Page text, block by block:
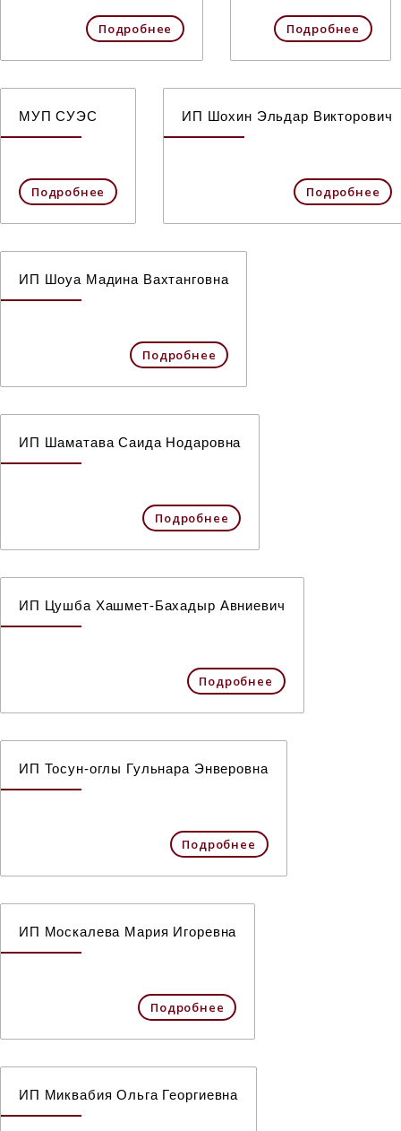
Подробнее Подробнее
МУП СУЭС
Подробнее
ИП Шохин Эльдар Викторович
Подробнее
ИП Шоуа Мадина Вахтанговна
Подробнее
ИП Шаматава Саида Нодаровна
Подробнее
ИП Цушба Хашмет-Бахадыр Авниевич
Подробнее
ИП Тосун-оглы Гульнара Энверовна
Подробнее
ИП Москалева Мария Игоревна
Подробнее
ИП Миквабия Ольга Георгиевна